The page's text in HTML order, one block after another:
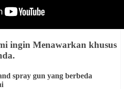
ingin Menawarkan khusus
.
spray gun yang berbeda